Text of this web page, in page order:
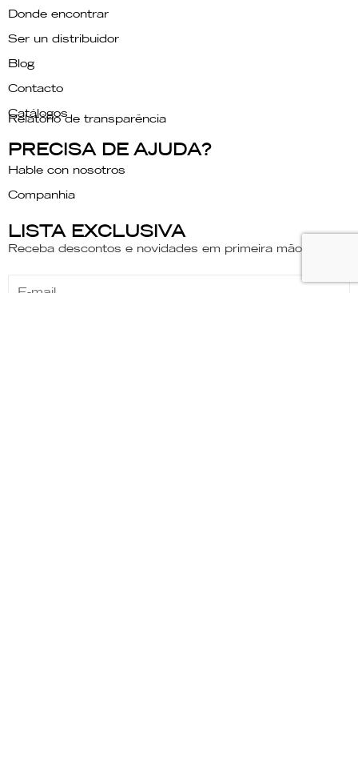
Donde encontrar
Ser un distribuidor
Blog
Contacto
Catálogos
Relatório de transparência
PRECISA DE AJUDA?
Hable con nosotros
Companhia
LISTA EXCLUSIVA
Receba descontos e novidades em primeira mão.